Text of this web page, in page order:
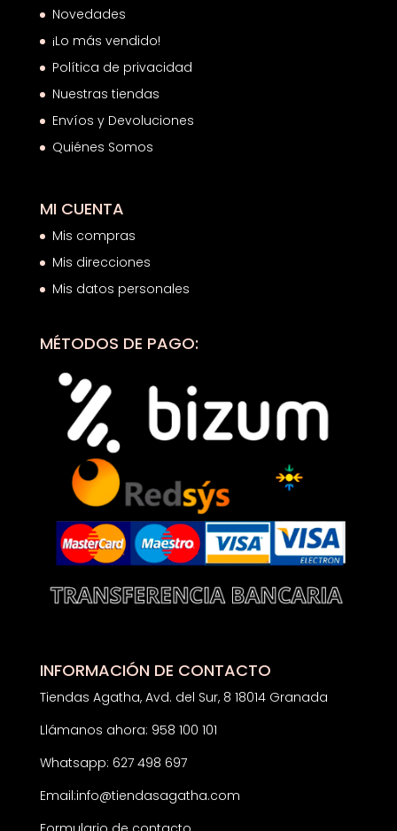
Novedades
¡Lo más vendido!
Política de privacidad
Nuestras tiendas
Envíos y Devoluciones
Quiénes Somos
MI CUENTA
Mis compras
Mis direcciones
Mis datos personales
MÉTODOS DE PAGO:
INFORMACIÓN DE CONTACTO
Tiendas Agatha, Avd. del Sur, 8 18014 Granada
Llámanos ahora: 958 100 101
Whatsapp: 627 498 697
Email:info@tiendasagatha.com